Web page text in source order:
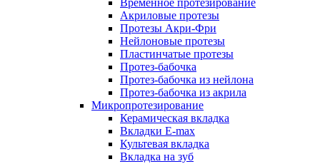
Временное протезирование
Акриловые протезы
Протезы Акри-Фри
Нейлоновые протезы
Пластинчатые протезы
Протез-бабочка
Протез-бабочка из нейлона
Протез-бабочка из акрила
Микропротезирование
Керамическая вкладка
Вкладки E-max
Культевая вкладка
Вкладка на зуб